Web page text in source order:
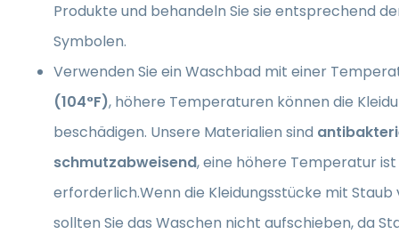
Produkte und behandeln Sie sie entsprechend
Symbolen.
Verwenden Sie ein Waschbad mit einer
(104°F), höhere Temperaturen können die
beschädigen. Unsere Materialien sind
schmutzabweisend, eine höhere Temperatur
erforderlich.Wenn die Kleidungsstücke mit
sollten Sie das Waschen nicht aufschieben, da